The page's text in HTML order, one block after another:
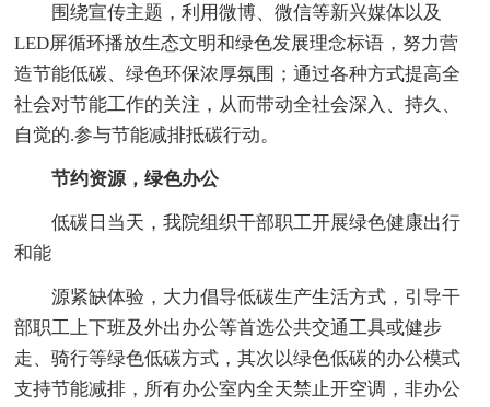
围绕宣传主题，利用微博、微信等新兴媒体以及
LED屏循环播放生态文明和绿色发展理念标语，努力营
造节能低碳、绿色环保浓厚氛围；通过各种方式提高全
社会对节能工作的关注，从而带动全社会深入、持久、
自觉的.参与节能减排抵碳行动。
节约资源，绿色办公
低碳日当天，我院组织干部职工开展绿色健康出行
和能
源紧缺体验，大力倡导低碳生产生活方式，引导干
部职工上下班及外出办公等首选公共交通工具或健步
走、骑行等绿色低碳方式，其次以绿色低碳的办公模式
支持节能减排，所有办公室内全天禁止开空调，非办公